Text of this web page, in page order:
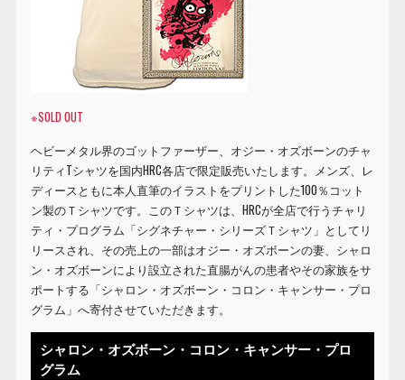
※SOLD OUT
ヘビーメタル界のゴットファーザー、オジー・オズボーンのチャ
リティTシャツを国内HRC各店で限定販売いたします。メンズ、レ
ディースともに本人直筆のイラストをプリントした100％コット
ン製のＴシャツです。このＴシャツは、HRCが全店で行うチャリ
ティ・プログラム「シグネチャー・シリーズＴシャツ」としてリ
リースされ、その売上の一部はオジー・オズボーンの妻、シャロ
ン・オズボーンにより設立された直腸がんの患者やその家族をサ
ポートする「シャロン・オズボーン・コロン・キャンサー・プロ
グラム」へ寄付させていただきます。
シャロン・オズボーン・コロン・キャンサー・プロ
グラム